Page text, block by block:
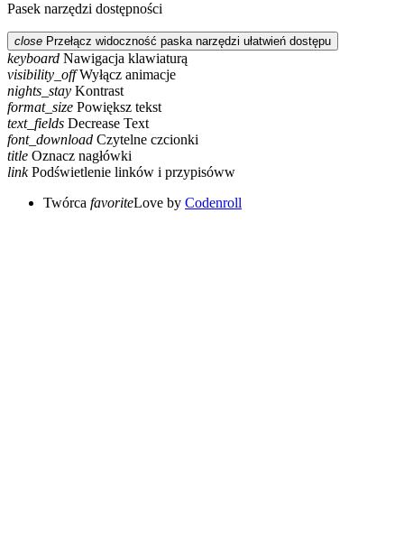
Pasek narzędzi dostępności
close Przełącz widoczność paska narzędzi ułatwień dostępu
keyboard Nawigacja klawiaturą
visibility_off Wyłącz animacje
nights_stay Kontrast
format_size Powiększ tekst
text_fields Decrease Text
font_download Czytelne czcionki
title Oznacz nagłówki
link Podświetlenie linków i przypisóww
Twórca favoriteLove by Codenroll